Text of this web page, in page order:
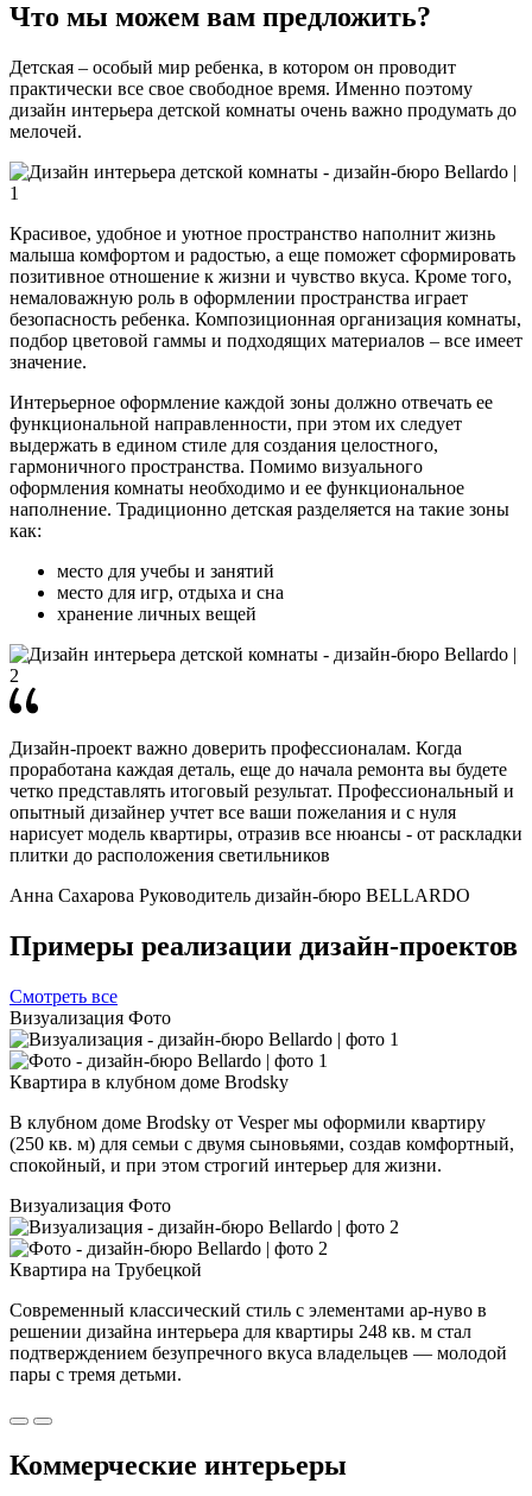
Что мы можем вам предложить?
Детская – особый мир ребенка, в котором он проводит
практически все свое свободное время. Именно поэтому
дизайн интерьера детской комнаты очень важно продумать до
мелочей.
Красивое, удобное и уютное пространство наполнит жизнь
малыша комфортом и радостью, а еще поможет сформировать
позитивное отношение к жизни и чувство вкуса. Кроме того,
немаловажную роль в оформлении пространства играет
безопасность ребенка. Композиционная организация комнаты,
подбор цветовой гаммы и подходящих материалов – все имеет
значение.
Интерьерное оформление каждой зоны должно отвечать ее
функциональной направленности, при этом их следует
выдержать в едином стиле для создания целостного,
гармоничного пространства. Помимо визуального
оформления комнаты необходимо и ее функциональное
наполнение. Традиционно детская разделяется на такие зоны
как:
место для учебы и занятий
место для игр, отдыха и сна
хранение личных вещей
Дизайн-проект важно доверить профессионалам. Когда
проработана каждая деталь, еще до начала ремонта вы будете
четко представлять итоговый результат. Профессиональный и
опытный дизайнер учтет все ваши пожелания и с нуля
нарисует модель квартиры, отразив все нюансы - от раскладки
плитки до расположения светильников
Анна Сахарова Руководитель дизайн-бюро BELLARDO
Примеры реализации дизайн-проектов
Смотреть все
Визуализация Фото
Квартира в клубном доме Brodsky
В клубном доме Brodsky от Vesper мы оформили квартиру
(250 кв. м) для семьи с двумя сыновьями, создав комфортный,
спокойный, и при этом строгий интерьер для жизни.
Визуализация Фото
Квартира на Трубецкой
Современный классический стиль с элементами ар-нуво в
решении дизайна интерьера для квартиры 248 кв. м стал
подтверждением безупречного вкуса владельцев — молодой
пары с тремя детьми.
Коммерческие интерьеры